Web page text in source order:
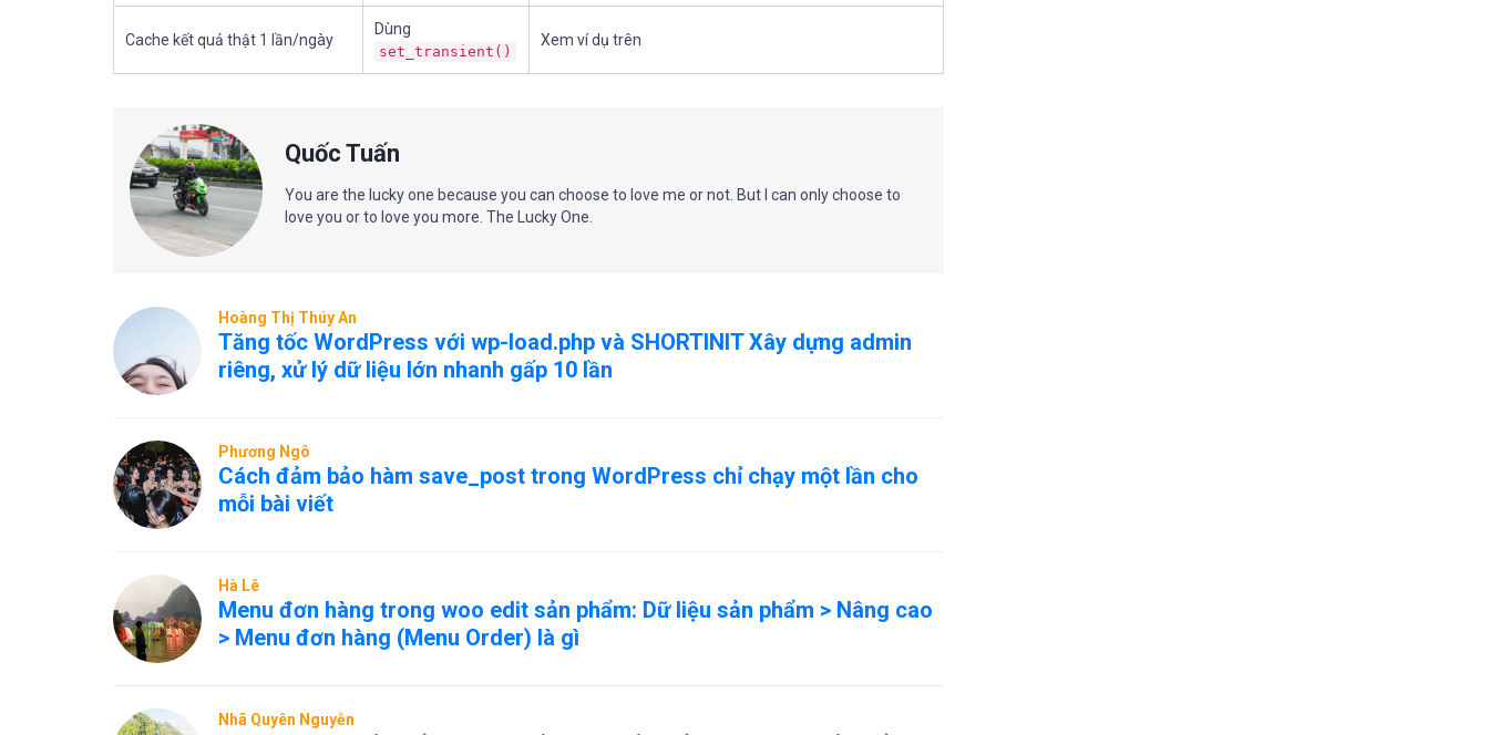
Cache kết quả thật 1 lần/ngày
Dùng
set_transient()
Xem ví dụ trên
Quốc Tuấn
You are the lucky one because you can choose to love me or not. But I can only choose to
love you or to love you more. The Lucky One.
Hoàng Thị Thúy An
Tăng tốc WordPress với wp-load.php và SHORTINIT Xây dựng admin
riêng, xử lý dữ liệu lớn nhanh gấp 10 lần
Phương Ngô
Cách đảm bảo hàm save_post trong WordPress chỉ chạy một lần cho
mỗi bài viết
Hà Lê
Menu đơn hàng trong woo edit sản phẩm: Dữ liệu sản phẩm > Nâng cao
> Menu đơn hàng (Menu Order) là gì
Nhã Quyên Nguyễn